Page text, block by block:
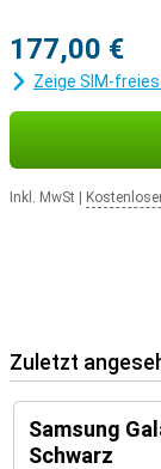
177,00 €
Zeige SIM-
Inkl. MwSt
Zuletzt
Samsung
Schwarz